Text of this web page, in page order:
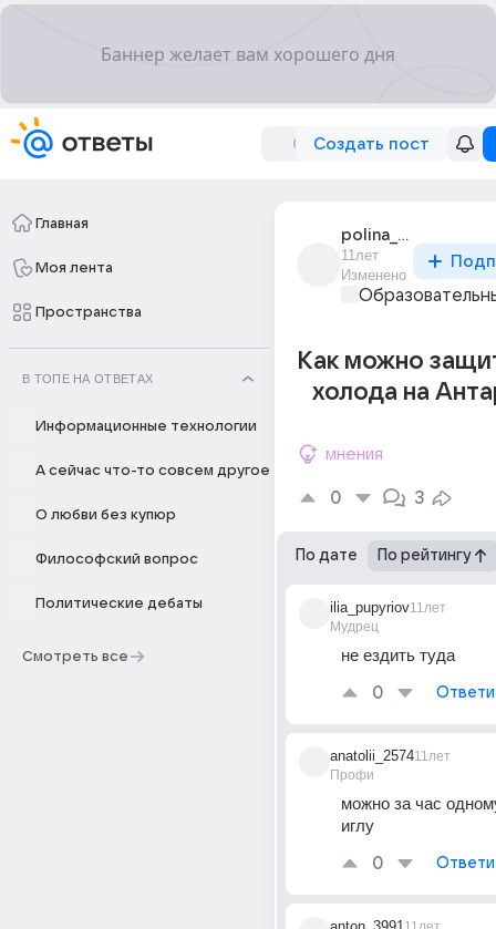
Создать пост
Главная
Моя лента
Пространства
В ТОПЕ НА ОТВЕТАХ
Информационные технологии
А сейчас что-то совсем другое
О любви без купюр
Философский вопрос
Политические дебаты
Смотреть все
polina_11508
11лет
Изменено
Как можно
холода на
мнения
0 3
По дате По рейтингу
ilia_pupyriov
Мудрец
11лет
не ездить туда
0
anatolii_2574
Профи
11лет
можно за час
иглу
0